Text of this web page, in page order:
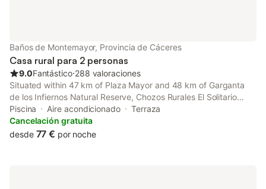
Baños de Montemayor, Provincia de Cáceres
Casa rural para 2 personas
9.0Fantástico⋅288 valoraciones
Situated within 47 km of Plaza Mayor and 48 km of Garganta
de los Infiernos Natural Reserve, Chozos Rurales El Solitario
offers rooms with air conditioning and a private bathroom in
Baños de Montemayor.
Piscina Aire acondicionado
Terraza
Cancelación gratuita
desde 77 € por noche